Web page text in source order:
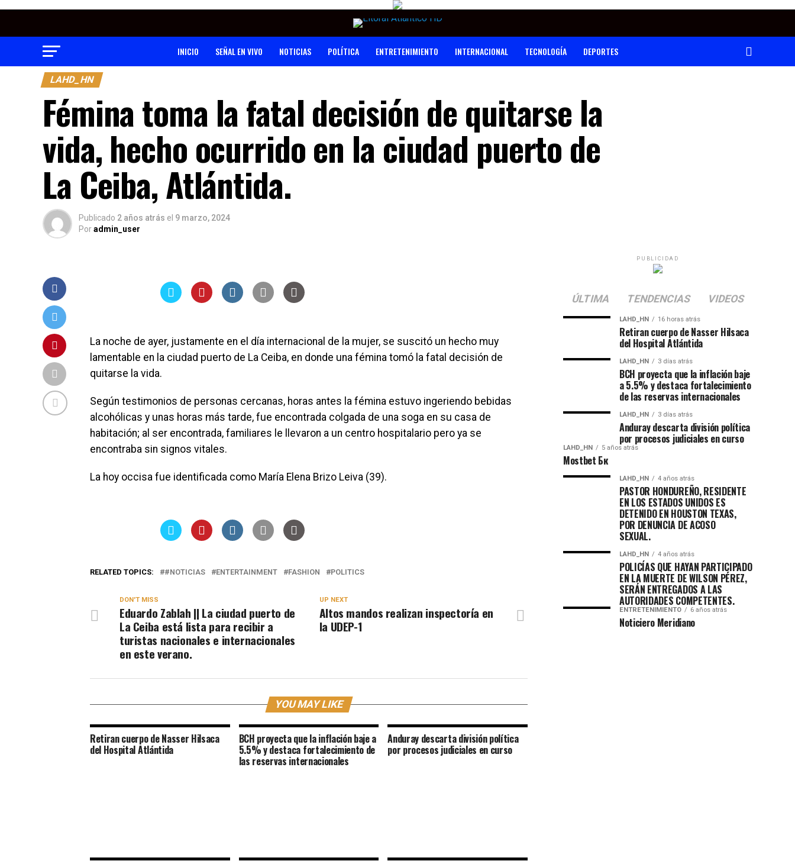
INICIO SEÑAL EN VIVO NOTICIAS POLÍTICA ENTRETENIMIENTO INTERNACIONAL TECNOLOGÍA DEPORTES
LAHD_HN
Fémina toma la fatal decisión de quitarse la
vida, hecho ocurrido en la ciudad puerto de
La Ceiba, Atlántida.
Publicado 2 años atrás el 9 marzo, 2024
Poradmin_user
La noche de ayer, justamente en el día internacional de la mujer, se suscitó un hecho muy
lamentable en la ciudad puerto de La Ceiba, en donde una fémina tomó la fatal decisión de
quitarse la vida.
Según testimonios de personas cercanas, horas antes la fémina estuvo ingeriendo bebidas
alcohólicas y unas horas más tarde, fue encontrada colgada de una soga en su casa de
habitación; al ser encontrada, familiares le llevaron a un centro hospitalario pero ya se
encontraba sin signos vitales.
La hoy occisa fue identificada como María Elena Brizo Leiva (39).
RELATED TOPICS: #NOTICIAS ENTERTAINMENT FASHION POLITICS
UP NEXT
Altos mandos realizan inspectoría en
la UDEP-1
DON'T MISS
Eduardo Zablah || La ciudad puerto de
La Ceiba está lista para recibir a
turistas nacionales e internacionales
en este verano.
YOU MAY LIKE
Retiran cuerpo de Nasser Hilsaca
del Hospital Atlántida
BCH proyecta que la inflación baje a
5.5% y destaca fortalecimiento de
las reservas internacionales
Anduray descarta división política
por procesos judiciales en curso
PUBLICIDAD
ÚLTIMA TENDENCIAS VIDEOS
LAHD_HN 16 horas atrás
Retiran cuerpo de Nasser Hilsaca
del Hospital Atlántida
LAHD_HN 3 días atrás
BCH proyecta que la inflación baje
a 5.5% y destaca fortalecimiento
de las reservas internacionales
LAHD_HN 3 días atrás
Anduray descarta división política
por procesos judiciales en curso
LAHD_HN 5 años atrás
Mostbet Бк
LAHD_HN 4 años atrás
PASTOR HONDUREÑO, RESIDENTE
EN LOS ESTADOS UNIDOS ES
DETENIDO EN HOUSTON TEXAS,
POR DENUNCIA DE ACOSO
SEXUAL.
LAHD_HN 4 años atrás
POLICÍAS QUE HAYAN PARTICIPADO
EN LA MUERTE DE WILSON PÉREZ,
SERÁN ENTREGADOS A LAS
AUTORIDADES COMPETENTES.
ENTRETENIMIENTO 6 años atrás
Noticiero Meridiano